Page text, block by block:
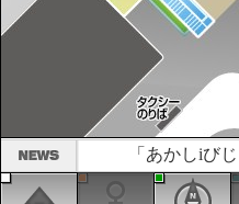
「あかしiび